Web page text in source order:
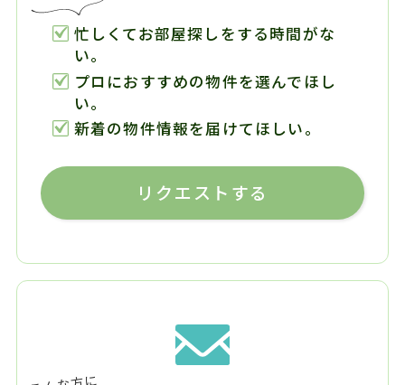
忙しくてお部屋探しをする時間がな
い。
プロにおすすめの物件を選んでほし
い。
新着の物件情報を届けてほしい。
リクエストする